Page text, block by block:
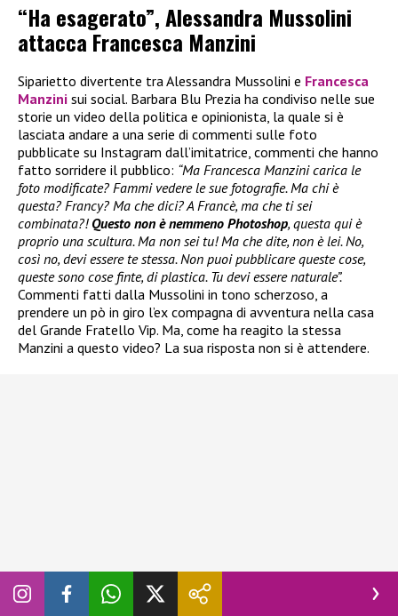
“Ha esagerato”, Alessandra Mussolini
attacca Francesca Manzini
Siparietto divertente tra Alessandra Mussolini e Francesca
Manzini sui social. Barbara Blu Prezia ha condiviso nelle sue
storie un video della politica e opinionista, la quale si è
lasciata andare a una serie di commenti sulle foto
pubblicate su Instagram dall’imitatrice, commenti che hanno
fatto sorridere il pubblico: “Ma Francesca Manzini carica le
foto modificate? Fammi vedere le sue fotografie. Ma chi è
questa? Francy? Ma che dici? A Francè, ma che ti sei
combinata?! Questo non è nemmeno Photoshop, questa qui è
proprio una scultura. Ma non sei tu! Ma che dite, non è lei. No,
così no, devi essere te stessa. Non puoi pubblicare queste cose,
queste sono cose finte, di plastica. Tu devi essere naturale”.
Commenti fatti dalla Mussolini in tono scherzoso, a
prendere un pò in giro l’ex compagna di avventura nella casa
del Grande Fratello Vip. Ma, come ha reagito la stessa
Manzini a questo video? La sua risposta non si è attendere.